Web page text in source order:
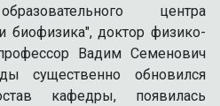
образовательного центра
биофизика", доктор физико-
Вадим Семенович
существенно обновился
кафедры, появилась